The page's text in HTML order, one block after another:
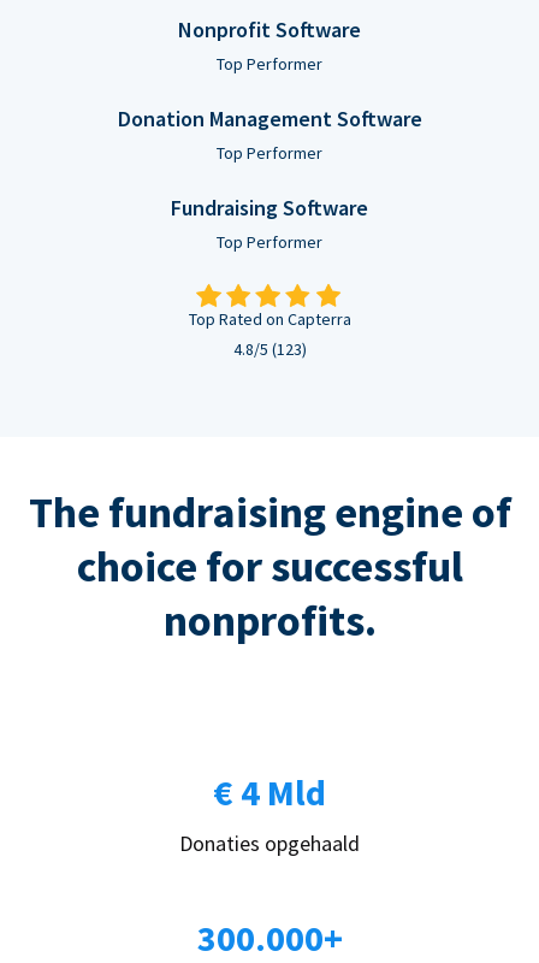
Nonprofit Software
Top Performer
Donation Management Software
Top Performer
Fundraising Software
Top Performer
Top Rated on Capterra
4.8/5 (123)
The fundraising engine of
choice for successful
nonprofits.
€ 4 Mld
Donaties opgehaald
300.000+